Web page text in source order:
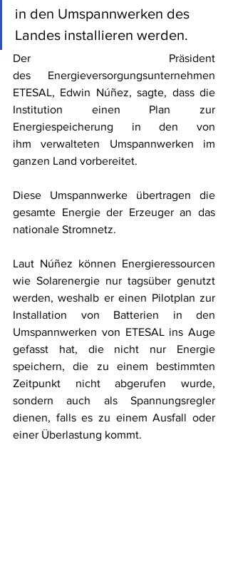
in den Umspannwerken des
Landes installieren werden.
Der Präsident
des Energieversorgungsunternehmen
ETESAL, Edwin Núñez, sagte, dass die
Institution einen Plan zur
Energiespeicherung in den von
ihm verwalteten Umspannwerken im
ganzen Land vorbereitet.
Diese Umspannwerke übertragen die
gesamte Energie der Erzeuger an das
nationale Stromnetz.
Laut Núñez können Energieressourcen
wie Solarenergie nur tagsüber genutzt
werden, weshalb er einen Pilotplan zur
Installation von Batterien in den
Umspannwerken von ETESAL ins Auge
gefasst hat, die nicht nur Energie
speichern, die zu einem bestimmten
Zeitpunkt nicht abgerufen wurde,
sondern auch als Spannungsregler
dienen, falls es zu einem Ausfall oder
einer Überlastung kommt.